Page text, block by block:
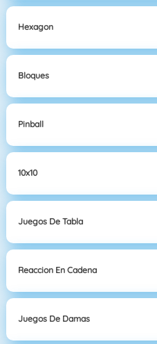
Hexagon
Bloques
Pinball
10x10
Juegos De Tabla
Reaccion En Cadena
Juegos De Damas